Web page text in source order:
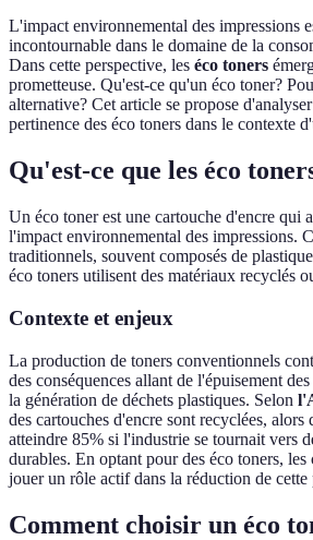
L'impact environnemental des impressions
incontournable dans le domaine de la
Dans cette perspective, les éco toners
prometteuse. Qu'est-ce qu'un éco toner?
alternative? Cet article se propose
pertinence des éco toners dans le contexte
Qu'est-ce que les éco
Un éco toner est une cartouche d'encre qui
l'impact environnemental des impressions.
traditionnels, souvent composés de
éco toners utilisent des matériaux recyclés
Contexte et enjeux
La production de toners conventionnels
des conséquences allant de l'épuisement
la génération de déchets plastiques. Selon
des cartouches d'encre sont recyclées, alors
atteindre 85% si l'industrie se tournait vers
durables. En optant pour des éco toners,
jouer un rôle actif dans la réduction de
Comment choisir un éco